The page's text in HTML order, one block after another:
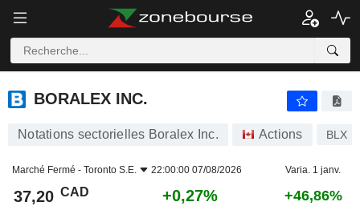
BORALEX INC. +0,27%
BORALEX INC.
Notations sectorielles Boralex Inc. Actions BLX
Marché Fermé - Toronto S.E. 22:00:00 07/08/2026 Varia. 1 janv.
37,20 CAD +0,27% +46,86%